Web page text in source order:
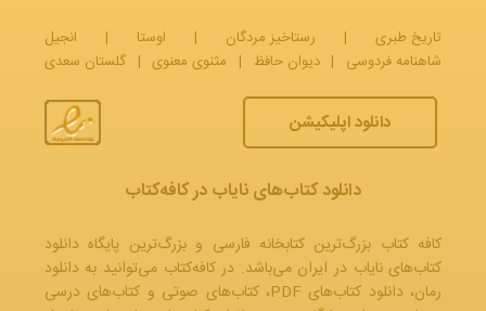
تاریخ طبری | رستاخیز مردگان | اوستا |
انجیل
شاهنامه فردوسی | دیوان حافظ | مثنوی معنوی | گلستان سعدی
دانلود اپلیکیشن
دانلود کتاب‌های نایاب در کافه‌کتاب
کافه کتاب بزرگ‌ترین کتابخانه فارسی و بزرگ‌ترین پایگاه دانلود
کتاب‌های نایاب در ایران می‌باشد. در کافه‌کتاب می‌توانید به دانلود
رمان، دانلود کتاب‌های PDF، کتاب‌های صوتی و کتاب‌های درسی